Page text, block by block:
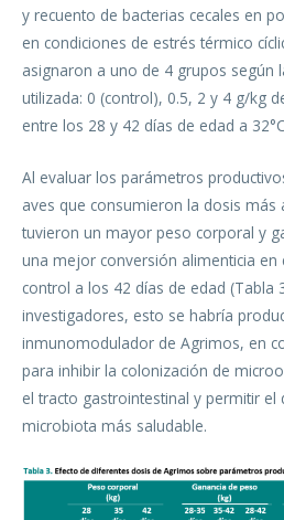
y recuento de bacterias cecales en
en condiciones de estrés térmico
asignaron a uno de 4 grupos según
utilizada: 0 (control), 0.5, 2 y 4 g/kg
entre los 28 y 42 días de edad a
Al evaluar los parámetros
aves que consumieron la dosis más
tuvieron un mayor peso corporal y
una mejor conversión alimenticia
control a los 42 días de edad (Tabla
investigadores, esto se habría
inmunomodulador de Agrimos, en
para inhibir la colonización de
el tracto gastrointestinal y permitir el
microbiota más saludable.